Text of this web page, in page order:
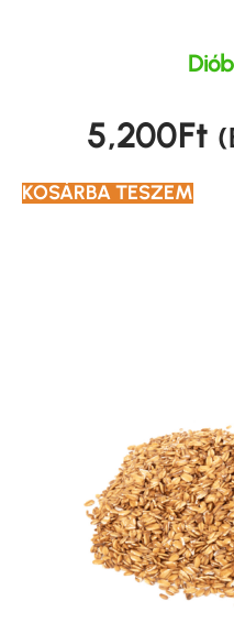
5,200Ft
KOSÁRBA TESZEM